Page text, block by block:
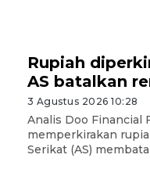
Rupiah
AS batalkan
3 Agustus 2026 10:28
Analis Doo Financial
memperkirakan
Serikat (AS)
Sumut
27 April